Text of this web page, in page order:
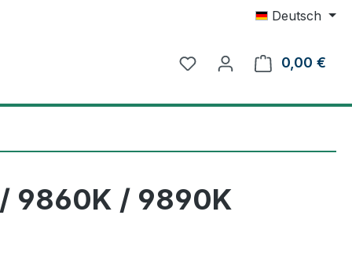
Deutsch
0,00 €
9860K / 9890K